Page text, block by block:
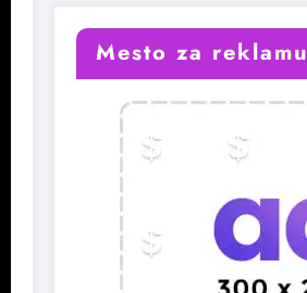
Mesto za reklamu